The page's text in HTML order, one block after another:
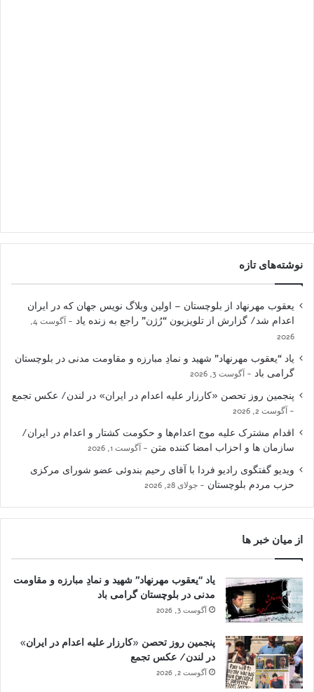
نوشته‌های تازه
یعقوب مهرنهاد از بلوچستان – اولین وبلاگ نویس جهان که در ایران
اعدام شد/ گزارش از تلویزیون “رُژن” راجع به زنده یاد
آگوست 4,
2026
یاد “یعقوب مهرنهاد” شهید و نمادِ مبارزه و مقاومت مدنی در بلوچستان
گرامی باد
آگوست 3, 2026
پنجمین روز تحصن «کارزار علیه اعدام در ایران» در لندن/ عکس تجمع
آگوست 2, 2026
اقدام مشترک علیه موج اعدام‌ها و حکومت کشتار و اعدام در ایران/
سازمان ها و احزاب امضا کننده متن
آگوست 1, 2026
ویدیو گفتگوی رادیو فردا با آقای رحیم بندوئی عضو شورای مرکزی
حزب مردم بلوچستان
جولای 28, 2026
از میان خبر ها
یاد “یعقوب مهرنهاد” شهید و نمادِ مبارزه و مقاومت
مدنی در بلوچستان گرامی باد
آگوست 3, 2026
پنجمین روز تحصن «کارزار علیه اعدام در ایران»
در لندن/ عکس تجمع
آگوست 2, 2026